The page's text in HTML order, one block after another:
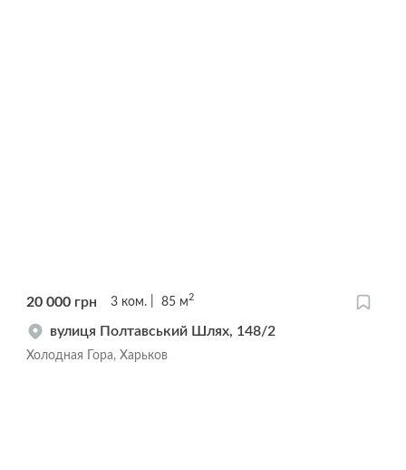
20 000 грн 3 ком. 85 м2
вулиця Полтавський Шлях, 148/2
Холодная Гора, Харьков